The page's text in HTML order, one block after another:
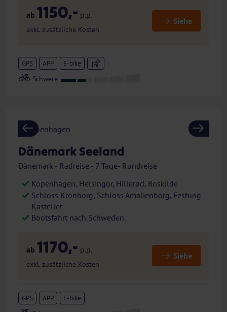
ab 1150,- p.p.
exkl. zusätzliche Kosten
Siehe
GPS APP E-bike
Previous Next
Dänemark Seeland
Dänemark - Radreise - 7 Tage- Rundreise
Kopenhagen, Helsingör, Hillerød, Roskilde
Schloss Kronborg, Schloss Amalienborg, Festung
Kastellet
Bootsfahrt nach Schweden
ab 1170,- p.p.
exkl. zusätzliche Kosten
Siehe
GPS APP E-bike